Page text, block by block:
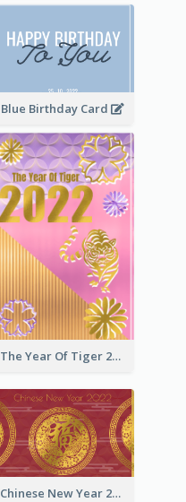
Blue Birthday Card
The Year Of Tiger 2022 Golden Greeting Card
Chinese New Year 2022 Golden Greeting Card